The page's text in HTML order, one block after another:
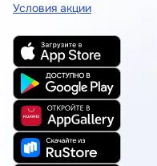
Условия акции